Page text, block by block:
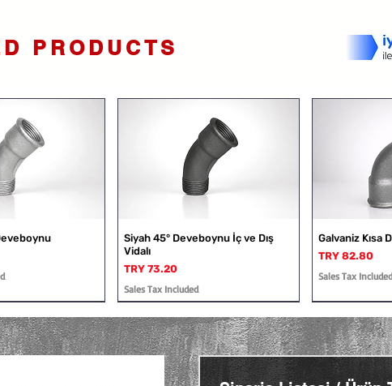
PRODUCTS
Siyah 45° Deveboynu İç ve Dış
Vidalı
Price
TRY 73.20
Sales Tax Included
Galvaniz Kısa
Price
TRY 82.80
Sales Tax